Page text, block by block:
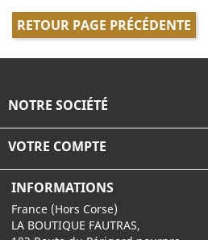
RETOUR PAGE PRÉCÉDENTE
NOTRE SOCIÉTÉ
VOTRE COMPTE
INFORMATIONS
France (Hors Corse)
LA BOUTIQUE FAUTRAS,